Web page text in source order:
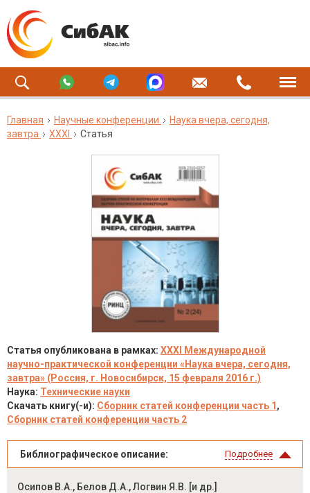
Главная Научные конференции
Наука вчера, сегодня,
завтра
XXXI Статья
Статья опубликована в рамках: XXXI Международной
научно-практической конференции «Наука вчера, сегодня,
завтра» (Россия, г. Новосибирск, 15 февраля 2016 г.)
Наука: Технические науки
Скачать книгу(-и): Сборник статей конференции часть 1 ,
Сборник статей конференции часть 2
Библиографическое описание: Подробнее
Осипов В.А., Белов Д.А., Логвин Я.В. [и др.]